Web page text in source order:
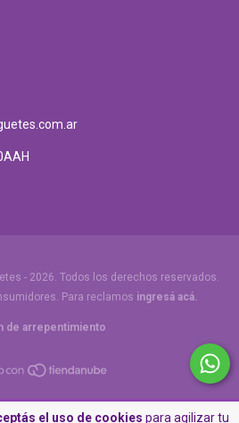
el uso de cookies para agilizar tu
- 2026. Todos los derechos reservados.
Para reclamos ingresá acá.
de arrepentimiento